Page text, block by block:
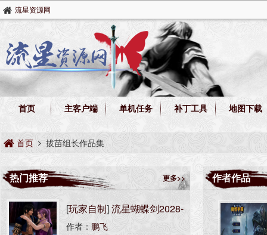
流星资源网
首页 主客户端 单机任务 补丁工具 地图下载
首页 拔苗组长作品集
作者作品
热门推荐 更多>>
[玩家自制]流星蝴蝶剑2028-
AI版
作者： 鹏飞